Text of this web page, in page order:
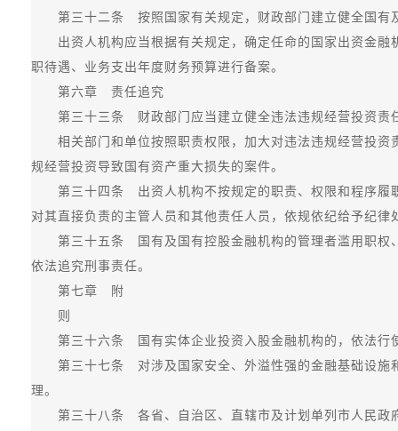
第三十二条 按照国家有关规定，财政部门建立健全国有
出资人机构应当根据有关规定，确定任命的国家出资金融
职待遇、业务支出年度财务预算进行备案。
第六章 责任追究
第三十三条 财政部门应当建立健全违法违规经营投资责任
相关部门和单位按照职责权限，加大对违法违规经营投资
规经营投资导致国有资产重大损失的案件。
第三十四条 出资人机构不按规定的职责、权限和程序履职
对其直接负责的主管人员和其他责任人员，依规依纪给予纪
第三十五条 国有及国有控股金融机构的管理者滥用职权、
依法追究刑事责任。
第七章 附
则
第三十六条 国有实体企业投资入股金融机构的，依法行使
第三十七条 对涉及国家安全、外溢性强的金融基础设施和
理。
第三十八条 各省、自治区、直辖市及计划单列市人民政府